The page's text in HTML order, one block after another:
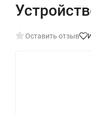
Оставить отзыв